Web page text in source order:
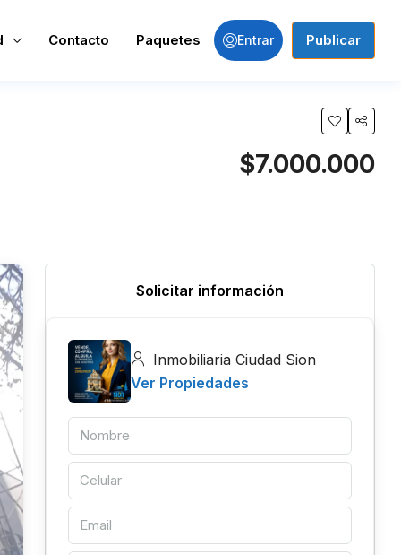
Contacto Paquetes Entrar Publicar
$7.000.000
Solicitar información
Inmobiliaria Ciudad Sion
Ver Propiedades